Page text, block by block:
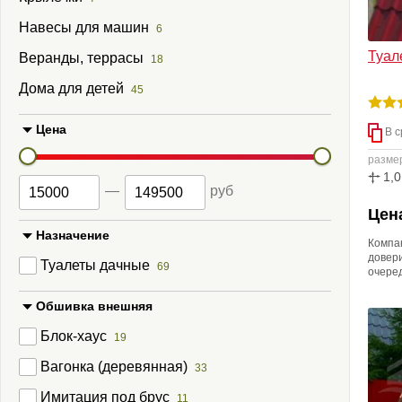
БК
БК
Из
Дома
Навесы для машин 6
Веранды, террасы 18
Дома для детей 45
Цена
— руб
Назначение
Туалеты дачные 69
Обшивка внешняя
Блок-хаус 19
Вагонка (деревянная) 33
Имитация под брус 11
В